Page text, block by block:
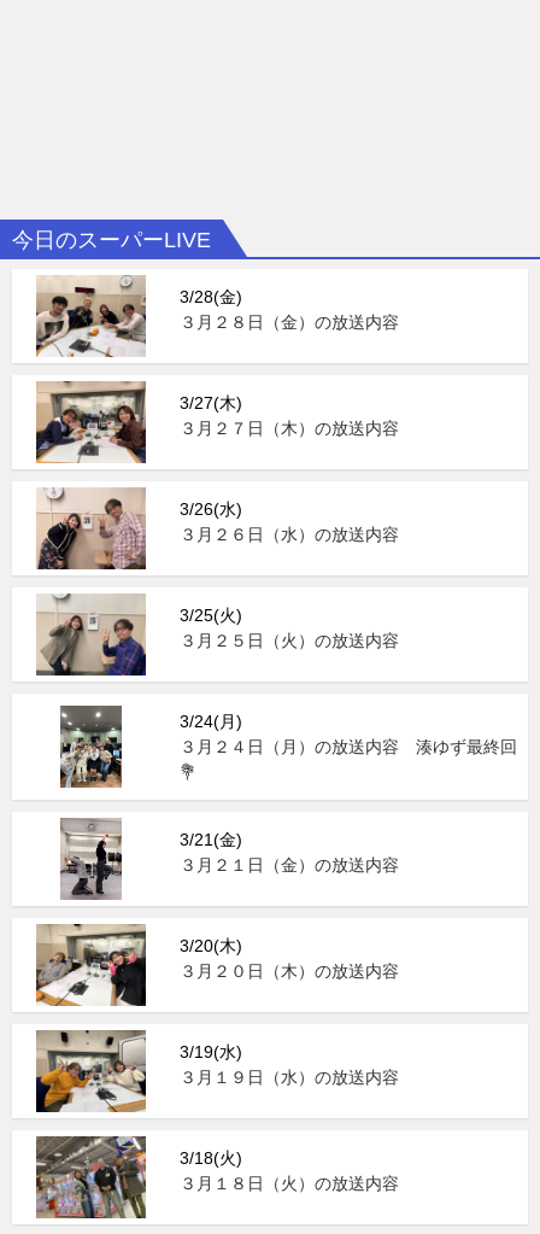
今日のスーパーLIVE
3/28(金)
３月２８日（金）の放送内容
3/27(木)
３月２７日（木）の放送内容
3/26(水)
３月２６日（水）の放送内容
3/25(火)
３月２５日（火）の放送内容
3/24(月)
３月２４日（月）の放送内容 湊ゆず最終回
💐
3/21(金)
３月２１日（金）の放送内容
3/20(木)
３月２０日（木）の放送内容
3/19(水)
３月１９日（水）の放送内容
3/18(火)
３月１８日（火）の放送内容